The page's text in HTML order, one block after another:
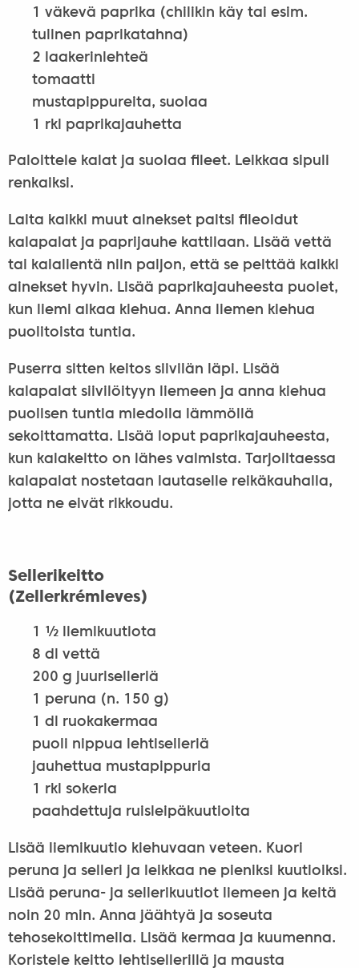
1 väkevä paprika (chilikin käy tai esim.
tulinen paprikatahna)
2 laakerinlehteä
tomaatti
mustapippureita, suolaa
1 rkl paprikajauhetta
Paloittele kalat ja suolaa fileet. Leikkaa sipuli
renkaiksi.
Laita kaikki muut ainekset paitsi fileoidut
kalapalat ja paprijauhe kattilaan. Lisää vettä
tai kalalientä niin paljon, että se peittää kaikki
ainekset hyvin. Lisää paprikajauheesta puolet,
kun liemi alkaa kiehua. Anna liemen kiehua
puolitoista tuntia.
Puserra sitten keitos siivilän läpi. Lisää
kalapalat siivilöityyn liemeen ja anna kiehua
puolisen tuntia miedolla lämmöllä
sekoittamatta. Lisää loput paprikajauheesta,
kun kalakeitto on lähes valmista. Tarjoiltaessa
kalapalat nostetaan lautaselle reikäkauhalla,
jotta ne eivät rikkoudu.
Sellerikeitto
(Zellerkrémleves)
1 ½ liemikuutiota
8 dl vettä
200 g juuriselleriä
1 peruna (n. 150 g)
1 dl ruokakermaa
puoli nippua lehtiselleriä
jauhettua mustapippuria
1 rkl sokeria
paahdettuja ruisleipäkuutioita
Lisää liemikuutio kiehuvaan veteen. Kuori
peruna ja selleri ja leikkaa ne pieniksi kuutioiksi.
Lisää peruna- ja sellerikuutiot liemeen ja keitä
noin 20 min. Anna jäähtyä ja soseuta
tehosekoittimella. Lisää kermaa ja kuumenna.
Koristele keitto lehtisellerillä ja mausta